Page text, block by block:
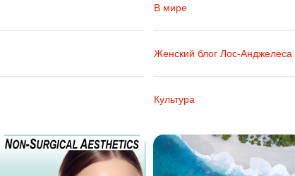
В мире
Женский блог Лос-Анджелеса
Культура